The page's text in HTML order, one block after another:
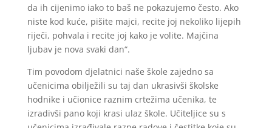
da ih cijenimo iako to baš ne pokazujemo često. Ako
niste kod kuće, pišite majci, recite joj nekoliko lijepih
riječi, pohvala i recite joj kako je volite. Majčina
ljubav je nova svaki dan“.
Tim povodom djelatnici naše škole zajedno sa
učenicima obilježili su taj dan ukrasivši školske
hodnike i učionice raznim crtežima učenika, te
izradivši pano koji krasi ulaz škole. Učiteljice su s